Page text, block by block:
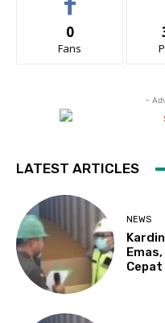
0
Fans
-
LATEST ARTICLES
NEWS
Cepat